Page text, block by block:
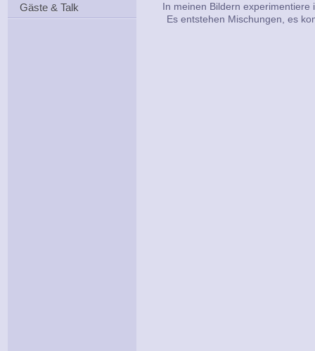
Gäste & Talk
In meinen Bildern experimentiere
Es entstehen Mischungen, es